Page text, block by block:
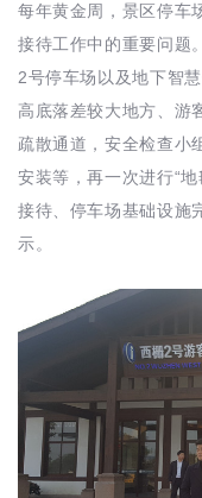
每年黄金周，景区停车
接待工作中的重要问题
2号停车场以及地下智
高底落差较大地方、游
疏散通道，安全检查小
安装等，再一次进行“
接待、停车场基础设施
示。